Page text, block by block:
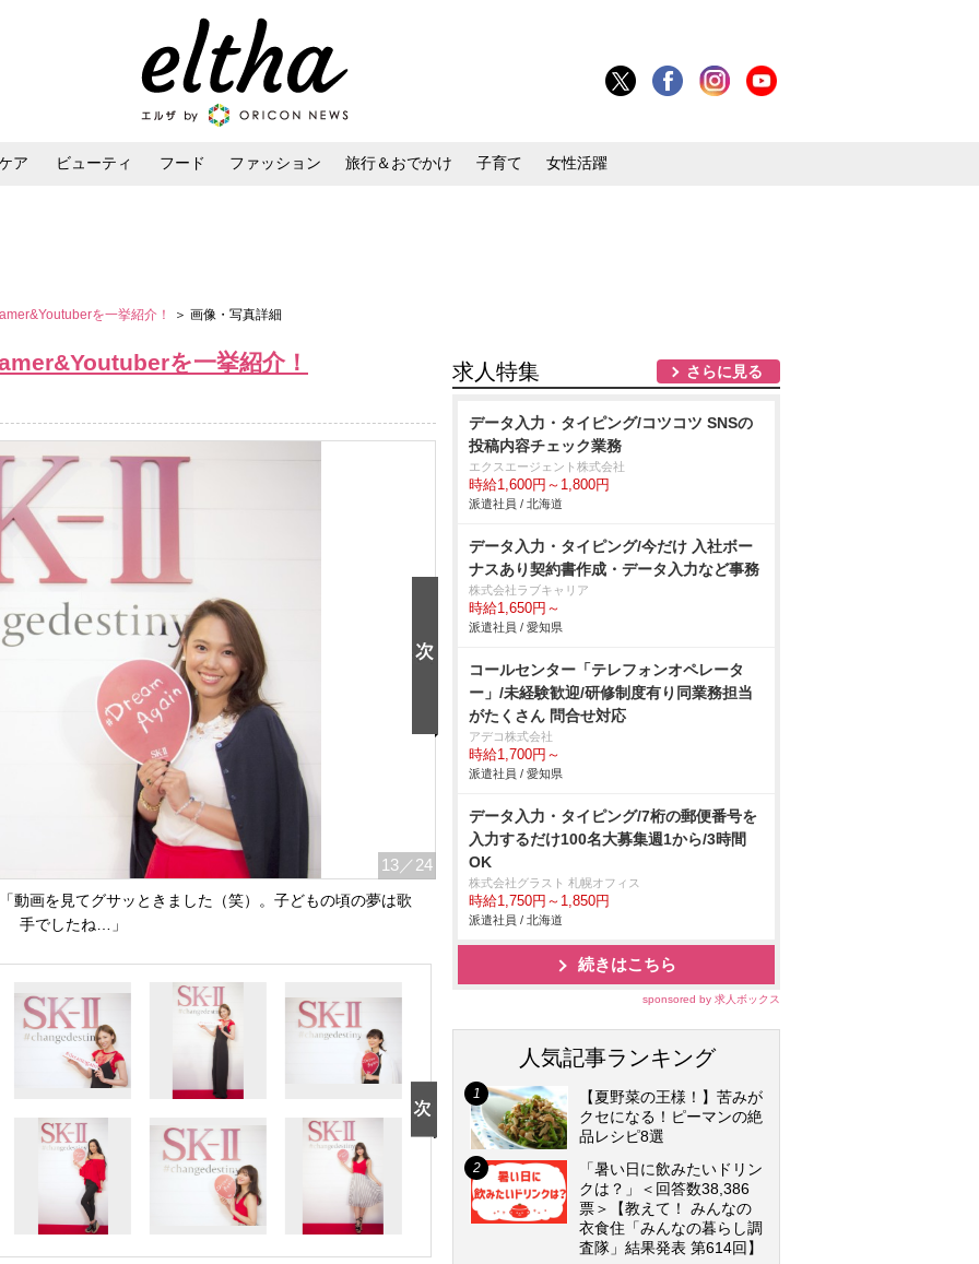
ア ビューティ フード ファッション 旅行＆おでかけ 子育て 女性活躍
を一挙紹介！ ＞ 画像・写真詳細
を一挙紹介！
13 ／24
動画を見てグサッときました（笑）。子どもの頃の夢は歌
手でしたね…」
求人特集 さらに見る
データ入力・タイピング/コツコツ SNSの
投稿内容チェック業務
エクスエージェント株式会社
時給1,600円～1,800円
派遣社員 / 北海道
データ入力・タイピング/今だけ 入社ボー
ナスあり契約書作成・データ入力など事務
株式会社ラブキャリア
時給1,650円～
派遣社員 / 愛知県
コールセンター「テレフォンオペレータ
ー」/未経験歓迎/研修制度有り同業務担当
がたくさん 問合せ対応
アデコ株式会社
時給1,700円～
派遣社員 / 愛知県
データ入力・タイピング/7桁の郵便番号を
入力するだけ100名大募集週1から/3時間
OK
株式会社グラスト 札幌オフィス
時給1,750円～1,850円
派遣社員 / 北海道
続きはこちら
sponsored by 求人ボックス
人気記事ランキング
【夏野菜の王様！】苦みが
クセになる！ピーマンの絶
品レシピ8選
「暑い日に飲みたいドリン
クは？」＜回答数38,386
票＞【教えて！ みんなの
衣食住「みんなの暮らし調
査隊」結果発表 第614回】